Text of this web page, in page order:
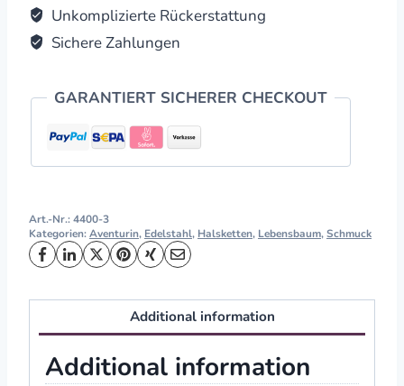
Unkomplizierte Rückerstattung
Sichere Zahlungen
GARANTIERT SICHERER CHECKOUT
Art.-Nr.:4400-3
Kategorien:Aventurin, Edelstahl, Halsketten, Lebensbaum,Schmuck
Additional information
Additional information